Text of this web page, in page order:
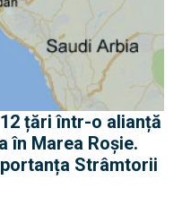
țări într-o alianță
în Marea Roșie.
Strâmtorii